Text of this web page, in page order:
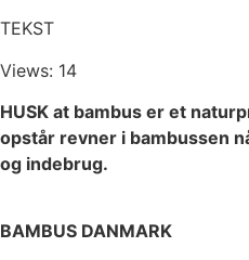
TEKST
Views: 14
HUSK at bambus er et
opstår revner i bambussen
og indebrug.
BAMBUS DANMARK